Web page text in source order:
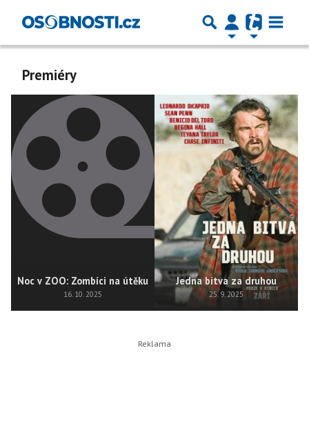
Premiéry
Noc v ZOO: Zombíci na útěku
16. 10. 2025
Jedna bitva za druhou
25. 9. 2025